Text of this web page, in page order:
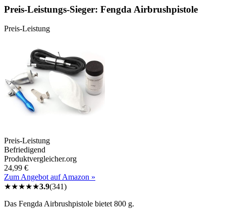
Preis-Leistungs-Sieger: Fengda Airbrushpistole
Preis-Leistung
Preis-Leistung
Befriedigend
Produktvergleicher.org
24,99 €
Zum Angebot auf Amazon »
★★★★★3.9(341)
Das Fengda Airbrushpistole bietet 800 g.